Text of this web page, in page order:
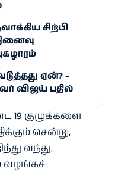
சிற்பி
ஏன்? –
விஜய் பதில்
19 குழுக்களை
சென்று,
வந்து,
வழங்கச்